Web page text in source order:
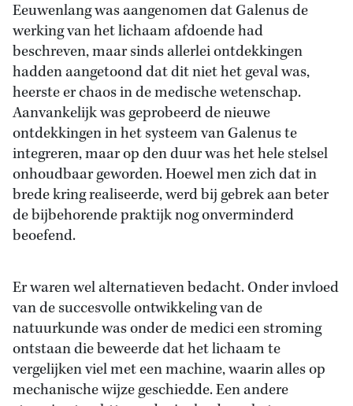
Eeuwenlang was aangenomen dat Galenus de
werking van het lichaam afdoende had
beschreven, maar sinds allerlei ontdekkingen
hadden aangetoond dat dit niet het geval was,
heerste er chaos in de medische wetenschap.
Aanvankelijk was geprobeerd de nieuwe
ontdekkingen in het systeem van Galenus te
integreren, maar op den duur was het hele stelsel
onhoudbaar geworden. Hoewel men zich dat in
brede kring realiseerde, werd bij gebrek aan beter
de bijbehorende praktijk nog onverminderd
beoefend.
Er waren wel alternatieven bedacht. Onder invloed
van de succesvolle ontwikkeling van de
natuurkunde was onder de medici een stroming
ontstaan die beweerde dat het lichaam te
vergelijken viel met een machine, waarin alles op
mechanische wijze geschiedde. Een andere